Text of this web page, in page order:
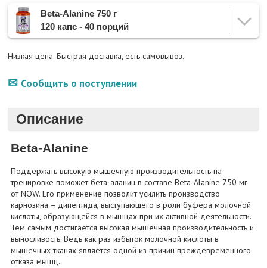
Beta-Alanine 750 г
120 капс - 40 порций
Низкая цена. Быстрая доставка, есть самовывоз.
Сообщить о поступлении
Описание
Beta-Alanine
Поддержать высокую мышечную производительность на
тренировке поможет бета-аланин в составе Beta-Alanine 750 мг
от NOW. Его применение позволит усилить производство
карнозина – дипептида, выступающего в роли буфера молочной
кислоты, образующейся в мышцах при их активной деятельности.
Тем самым достигается высокая мышечная производительность и
выносливость. Ведь как раз избыток молочной кислоты в
мышечных тканях является одной из причин преждевременного
отказа мышц.